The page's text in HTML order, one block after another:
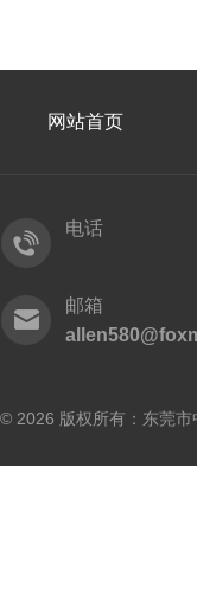
网站首页
电话
邮箱
© 2026 版权所有：东莞